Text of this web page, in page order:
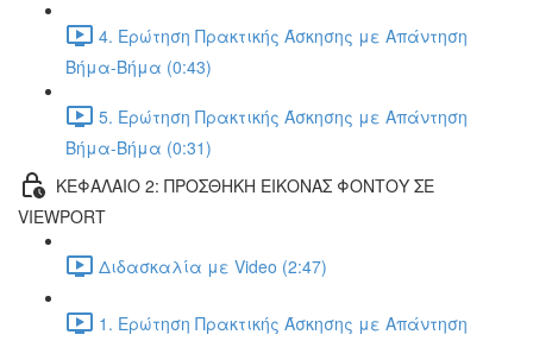
4. Ερώτηση Πρακτικής Άσκησης με Απάντηση
Βήμα-Βήμα (0:43)
5. Ερώτηση Πρακτικής Άσκησης με Απάντηση
Βήμα-Βήμα (0:31)
ΚΕΦΑΛΑΙΟ 2: ΠΡΟΣΘΗΚΗ ΕΙΚΟΝΑΣ ΦΟΝΤΟΥ ΣΕ
VIEWPORT
Διδασκαλία με Video (2:47)
1. Ερώτηση Πρακτικής Άσκησης με Απάντηση